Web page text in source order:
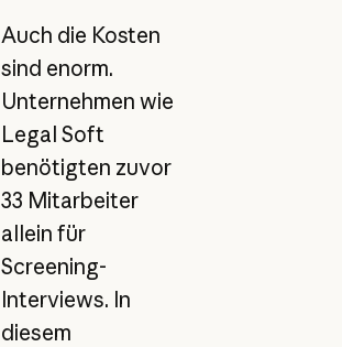
Auch die Kosten
sind enorm.
Unternehmen wie
Legal Soft
benötigten zuvor
33 Mitarbeiter
allein für
Screening-
Interviews. In
diesem